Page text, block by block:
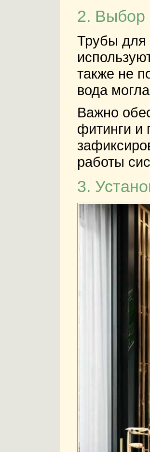
2. Выбор
Трубы для
также не
вода
Важно
фитинги и
работы
3.